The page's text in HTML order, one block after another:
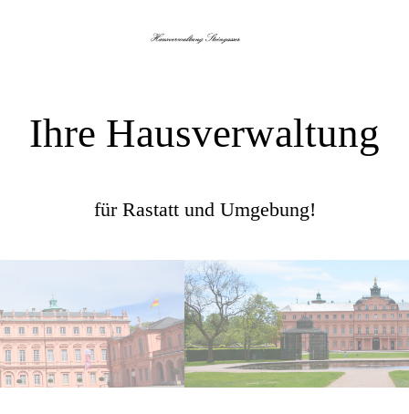
Ihre Hausverwaltung
für Rastatt und Umgebung!